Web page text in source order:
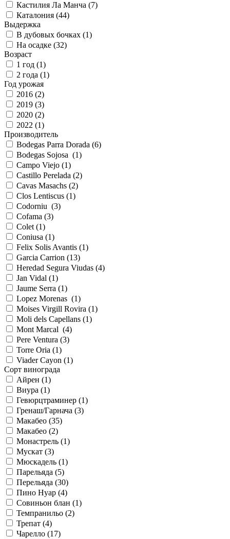
Кастилия Ла Манча (7)
Каталония (44)
Выдержка
В дубовых бочках (1)
На осадке (32)
Возраст
1 год (1)
2 года (1)
Год урожая
2016 (2)
2019 (3)
2020 (2)
2022 (1)
Производитель
Bodegas Parra Dorada (6)
Bodegas Sojosa (1)
Campo Viejo (1)
Castillo Perelada (2)
Cavas Masachs (2)
Clos Lentiscus (1)
Codorniu (3)
Cofama (3)
Colet (1)
Coniusa (1)
Felix Solis Avantis (1)
Garcia Carrion (13)
Heredad Segura Viudas (4)
Jan Vidal (1)
Jaume Serra (1)
Lopez Morenas (1)
Moises Virgill Rovira (1)
Moli dels Capellans (1)
Mont Marcal (4)
Pere Ventura (3)
Torre Oria (1)
Viader Cayon (1)
Сорт винограда
Айрен (1)
Виура (1)
Гевюрцтраминер (1)
Гренаш/Гарнача (3)
Макабео (35)
Макабео (2)
Монастрель (1)
Мускат (3)
Мюскадель (1)
Парельяда (5)
Перельяда (30)
Пино Нуар (4)
Совиньон блан (1)
Темпранильо (2)
Трепат (4)
Чарелло (17)